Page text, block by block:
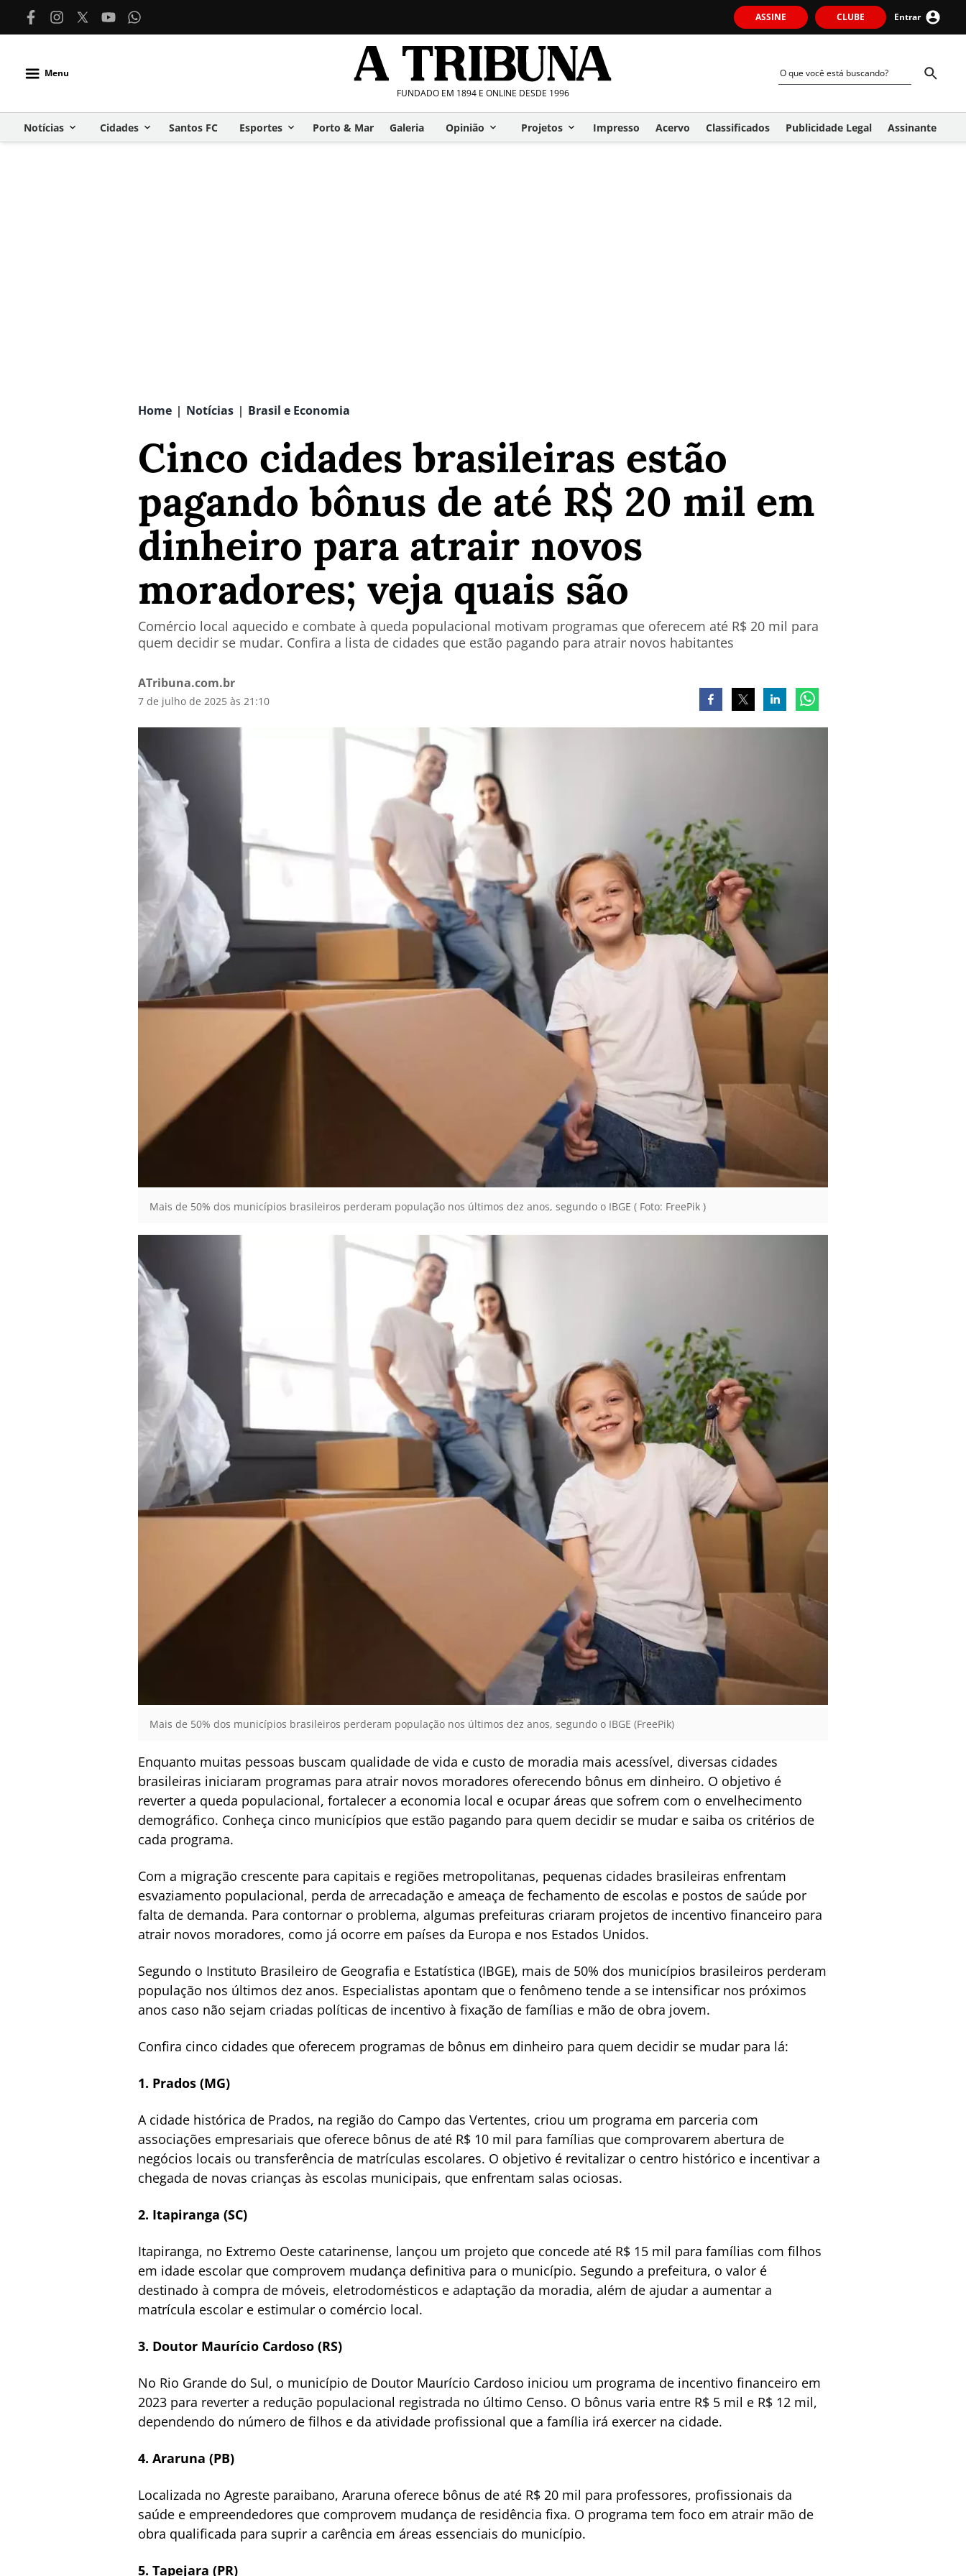
ASSINE CLUBE Entrar
Menu
FUNDADO EM 1894 E ONLINE DESDE 1996
Notícias Cidades Santos FC Esportes Porto & Mar Galeria Opinião Projetos Impresso Acervo Classificados Publicidade Legal Assinante
Home | Notícias | Brasil e Economia
Cinco cidades brasileiras estão
pagando bônus de até R$ 20 mil em
dinheiro para atrair novos
moradores; veja quais são
Comércio local aquecido e combate à queda populacional motivam programas que oferecem até R$ 20 mil para
quem decidir se mudar. Confira a lista de cidades que estão pagando para atrair novos habitantes
ATribuna.com.br
7 de julho de 2025 às 21:10
Mais de 50% dos municípios brasileiros perderam população nos últimos dez anos, segundo o IBGE ( Foto: FreePik )
Mais de 50% dos municípios brasileiros perderam população nos últimos dez anos, segundo o IBGE (FreePik)
Enquanto muitas pessoas buscam qualidade de vida e custo de moradia mais acessível, diversas cidades
brasileiras iniciaram programas para atrair novos moradores oferecendo bônus em dinheiro. O objetivo é
reverter a queda populacional, fortalecer a economia local e ocupar áreas que sofrem com o envelhecimento
demográfico. Conheça cinco municípios que estão pagando para quem decidir se mudar e saiba os critérios de
cada programa.
Com a migração crescente para capitais e regiões metropolitanas, pequenas cidades brasileiras enfrentam
esvaziamento populacional, perda de arrecadação e ameaça de fechamento de escolas e postos de saúde por
falta de demanda. Para contornar o problema, algumas prefeituras criaram projetos de incentivo financeiro para
atrair novos moradores, como já ocorre em países da Europa e nos Estados Unidos.
Segundo o Instituto Brasileiro de Geografia e Estatística (IBGE), mais de 50% dos municípios brasileiros perderam
população nos últimos dez anos. Especialistas apontam que o fenômeno tende a se intensificar nos próximos
anos caso não sejam criadas políticas de incentivo à fixação de famílias e mão de obra jovem.
Confira cinco cidades que oferecem programas de bônus em dinheiro para quem decidir se mudar para lá:
1. Prados (MG)
A cidade histórica de Prados, na região do Campo das Vertentes, criou um programa em parceria com
associações empresariais que oferece bônus de até R$ 10 mil para famílias que comprovarem abertura de
negócios locais ou transferência de matrículas escolares. O objetivo é revitalizar o centro histórico e incentivar a
chegada de novas crianças às escolas municipais, que enfrentam salas ociosas.
2. Itapiranga (SC)
Itapiranga, no Extremo Oeste catarinense, lançou um projeto que concede até R$ 15 mil para famílias com filhos
em idade escolar que comprovem mudança definitiva para o município. Segundo a prefeitura, o valor é
destinado à compra de móveis, eletrodomésticos e adaptação da moradia, além de ajudar a aumentar a
matrícula escolar e estimular o comércio local.
3. Doutor Maurício Cardoso (RS)
No Rio Grande do Sul, o município de Doutor Maurício Cardoso iniciou um programa de incentivo financeiro em
2023 para reverter a redução populacional registrada no último Censo. O bônus varia entre R$ 5 mil e R$ 12 mil,
dependendo do número de filhos e da atividade profissional que a família irá exercer na cidade.
4. Araruna (PB)
Localizada no Agreste paraibano, Araruna oferece bônus de até R$ 20 mil para professores, profissionais da
saúde e empreendedores que comprovem mudança de residência fixa. O programa tem foco em atrair mão de
obra qualificada para suprir a carência em áreas essenciais do município.
5. Tapejara (PR)